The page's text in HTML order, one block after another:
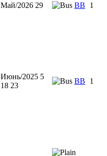
Май/2026 29 BB 1
Июнь/2025 5
18 23
BB 1